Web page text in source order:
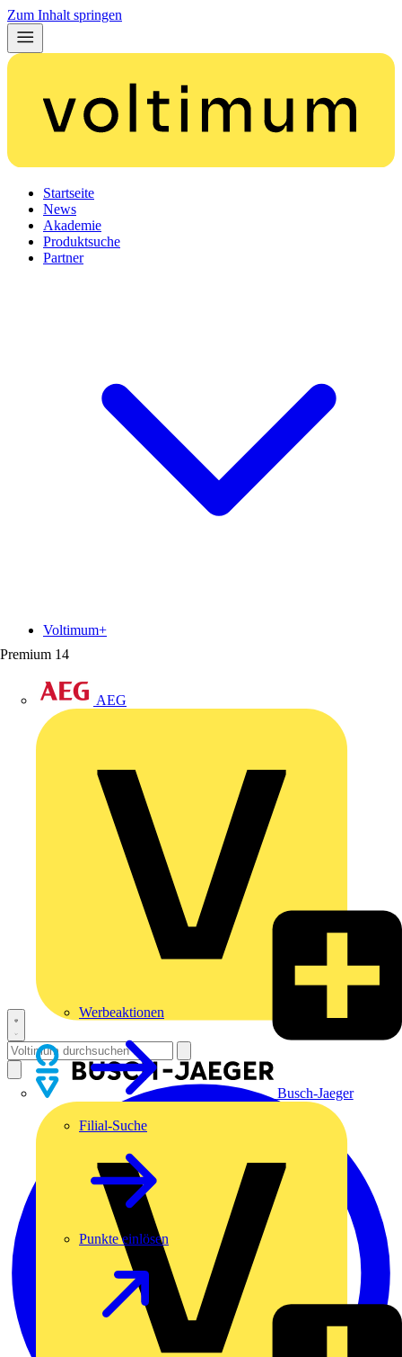
Zum Inhalt springen
Startseite
News
Akademie
Produktsuche
Partner
Premium 14
AEG
Busch-Jaeger
Voltimum+
Werbeaktionen
Filial-Suche
Punkte einlösen